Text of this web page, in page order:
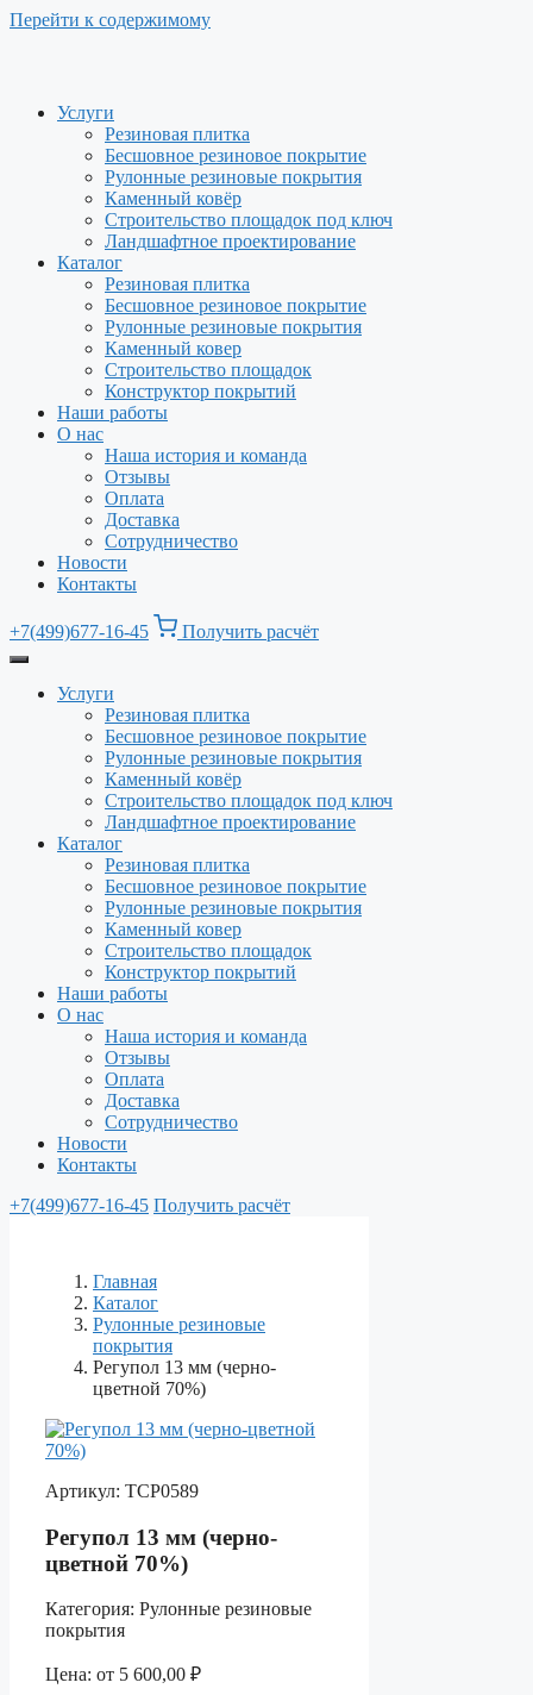
Перейти к содержимому
Услуги
Резиновая плитка
Бесшовное резиновое покрытие
Рулонные резиновые покрытия
Каменный ковёр
Строительство площадок под ключ
Ландшафтное проектирование
Каталог
Резиновая плитка
Бесшовное резиновое покрытие
Рулонные резиновые покрытия
Каменный ковер
Строительство площадок
Конструктор покрытий
Наши работы
О нас
Наша история и команда
Отзывы
Оплата
Доставка
Сотрудничество
Новости
Контакты
+7(499)677-16-45 Получить расчёт
Услуги
Резиновая плитка
Бесшовное резиновое покрытие
Рулонные резиновые покрытия
Каменный ковёр
Строительство площадок под ключ
Ландшафтное проектирование
Каталог
Резиновая плитка
Бесшовное резиновое покрытие
Рулонные резиновые покрытия
Каменный ковер
Строительство площадок
Конструктор покрытий
Наши работы
О нас
Наша история и команда
Отзывы
Оплата
Доставка
Сотрудничество
Новости
Контакты
+7(499)677-16-45 Получить расчёт
Главная
Каталог
Рулонные резиновые
покрытия
Регупол 13 мм (черно-
цветной 70%)
Артикул: ТСР0589
Регупол 13 мм (черно-
цветной 70%)
Категория: Рулонные резиновые
покрытия
Цена: от 5 600,00 ₽